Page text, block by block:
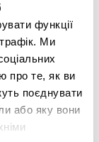
функції
Ми
про те, як ви
поєднувати
або яку вони
є
ви можете
пошуку
також
Інтернеті та